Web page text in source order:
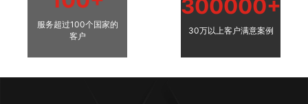
服务超过100个国家的
客户
300000+
30万以上客户满意案例